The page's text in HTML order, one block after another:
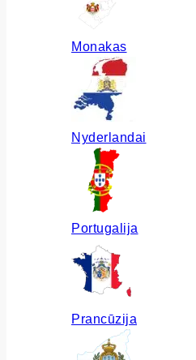
Monakas
Nyderlandai
Portugalija
Prancūzija